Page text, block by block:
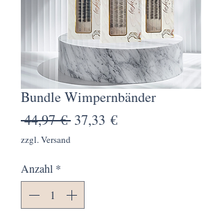
Bundle Wimpernbänder
44,97 € Standardpreis
37,33 €Sale-
zzgl. Versand
Anzahl *